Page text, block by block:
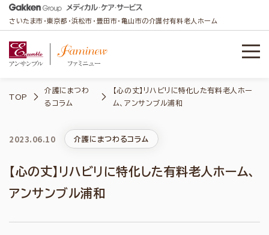
さいたま市・東京都・浜松市・豊田市・亀山市の介護付有料老人ホーム
TOP
介護にまつわ
るコラム
【心の丈】リハビリに特化した有料老人ホー
ム、アンサンブル浦和
2023.06.10 介護にまつわるコラム
【心の丈】リハビリに特化した有料老人ホーム、
アンサンブル浦和